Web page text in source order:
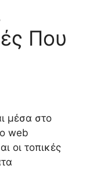
Που
μέσα στο
web
οι τοπικές